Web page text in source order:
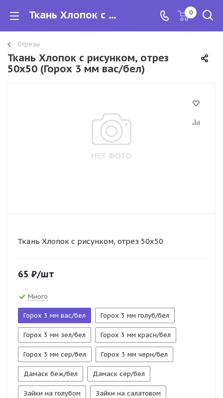
Ткань Хлопок с рисунком, отрез 50х50 0
Отрезы
Ткань Хлопок с рисунком, отрез
50х50 (Горох 3 мм вас/бел)
Ткань Хлопок с рисунком, отрез 50х50
65 ₽/шт
Много
Горох 3 мм вас/бел Горох 3 мм голуб/бел
Горох 3 мм зел/бел Горох 3 мм красн/бел
Горох 3 мм сер/бел Горох 3 мм черн/бел
Дамаск беж/бел Дамаск сер/бел
Зайки на голубом Зайки на салатовом